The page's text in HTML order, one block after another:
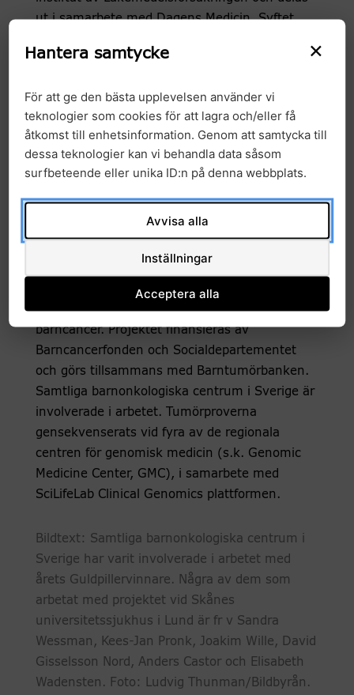
ut i samarbete med Dagens Medicin. Syftet
en bättre och säkrare läkemedelsanvändning,
Vinnarna får en prissumma på 100 000 kronor.
Läs hela nyheten om Guldpillret
Om GMS Barncancer
barncancer uppstår och förbättrar
möjligheterna att ställa en snabbare och mer
effektivare behandling. Målet är att göra
rutinmässig analys av alla gener, så kallad
helgenomsekvensering, vid alla typer av
barncancer. Projektet finansieras av
Barncancerfonden och Socialdepartementet
och görs tillsammans med Barntumörbanken.
Samtliga barnonkologiska centrum i Sverige är
involverade i arbetet. Tumörproverna
gensekvenserats vid fyra av de regionala
centren för genomisk medicin (s.k. Genomic
Medicine Center, GMC), i samarbete med
SciLifeLab Clinical Genomics plattformen.
Bildtext: Samtliga barnonkologiska centrum i
Sverige har varit involverade i arbetet med
årets Guldpillervinnare. Några av dem som
arbetat med projektet vid Skånes
universitetssjukhus i Lund är fr v Sandra
Wessman, Kees-Jan Pronk, Joakim Wille, David
Gisselsson Nord, Anders Castor och Elisabeth
Wadensten. Foto: Ludvig Thunman/Bildbyrån.
×
Hantera samtycke
För att ge den bästa upplevelsen använder vi
teknologier som cookies för att lagra och/eller få
åtkomst till enhetsinformation. Genom att samtycka till
dessa teknologier kan vi behandla data såsom
surfbeteende eller unika ID:n på denna webbplats.
Avvisa alla
Inställningar
Acceptera alla